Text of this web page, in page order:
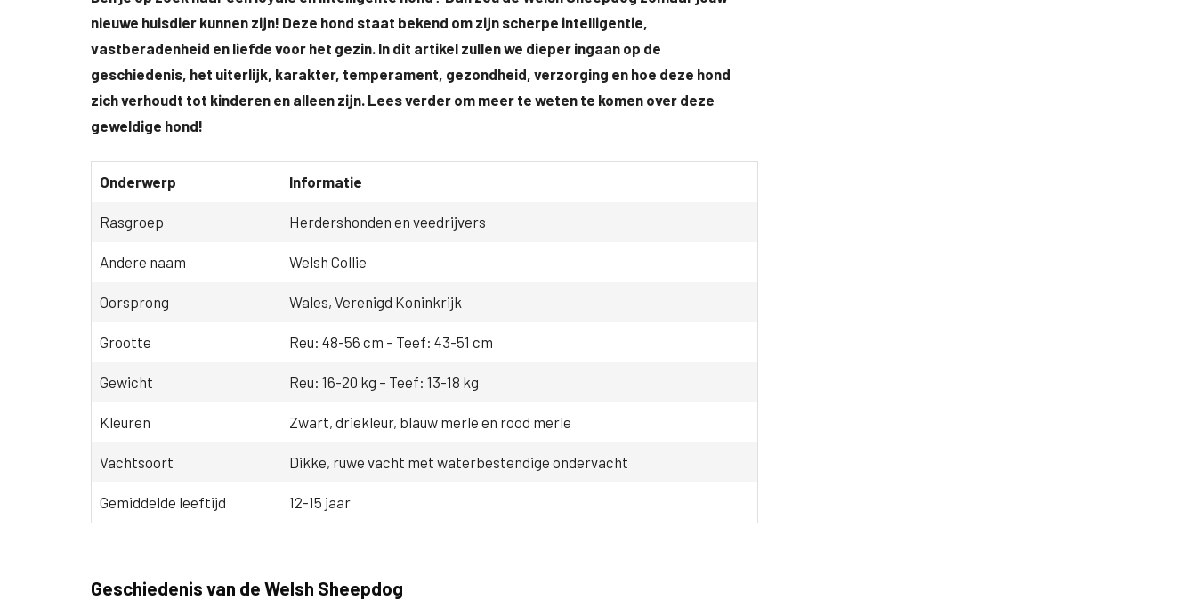
nieuwe huisdier kunnen zijn! Deze hond staat bekend om zijn scherpe intelligentie,
vastberadenheid en liefde voor het gezin. In dit artikel zullen we dieper ingaan op de
geschiedenis, het uiterlijk, karakter, temperament, gezondheid, verzorging en hoe deze hond
zich verhoudt tot kinderen en alleen zijn. Lees verder om meer te weten te komen over deze
geweldige hond!
Onderwerp Informatie
Rasgroep Herdershonden en veedrijvers
Andere naam Welsh Collie
Oorsprong Wales, Verenigd Koninkrijk
Grootte Reu: 48-56 cm – Teef: 43-51 cm
Gewicht Reu: 16-20 kg – Teef: 13-18 kg
Kleuren Zwart, driekleur, blauw merle en rood merle
Vachtsoort Dikke, ruwe vacht met waterbestendige ondervacht
Gemiddelde leeftijd 12-15 jaar
Geschiedenis van de Welsh Sheepdog